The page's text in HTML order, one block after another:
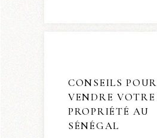
CONSEILS POUR
VENDRE VOTRE
PROPRIÉTÉ AU
SÉNÉGAL